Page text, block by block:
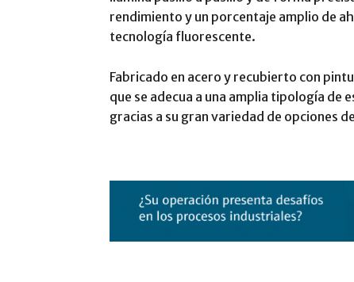
rendimiento y un porcentaje amplio de
tecnología fluorescente.
Fabricado en acero y recubierto con
que se adecua a una amplia tipología de
gracias a su gran variedad de opciones